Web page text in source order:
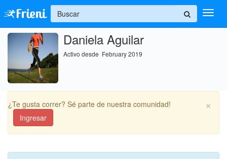
Ingresar
Inicio
Ayuda
+
Daniela Aguilar
Activo desde February 2019
×
¿Te gusta correr? Sé parte de nuestra comunidad!
Ingresar